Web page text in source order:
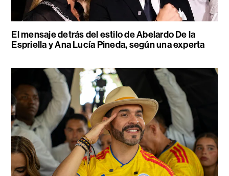
El mensaje detrás del estilo de Abelardo De la
Espriella y Ana Lucía Pineda, según una experta